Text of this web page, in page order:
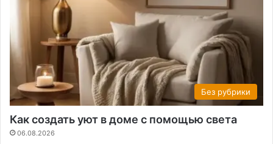
Без рубрики
Как создать уют в доме с помощью света
06.08.2026